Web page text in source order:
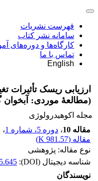
فهرست نشریات
سامانه نشر کتاب
کارگاه‌ها و دوره‌های
تماس با ما
English
ارزیابی ریسک تأثیرات
(مطالعۀ موردی: آبخوان
مجله اکوهیدرولوژی
مقاله 10
، دوره 5، شماره 1 ،
مقاله (981.57 K
)
نوع مقاله: پژوهشی
شناسه دیجیتال (DOI):
نویسندگان